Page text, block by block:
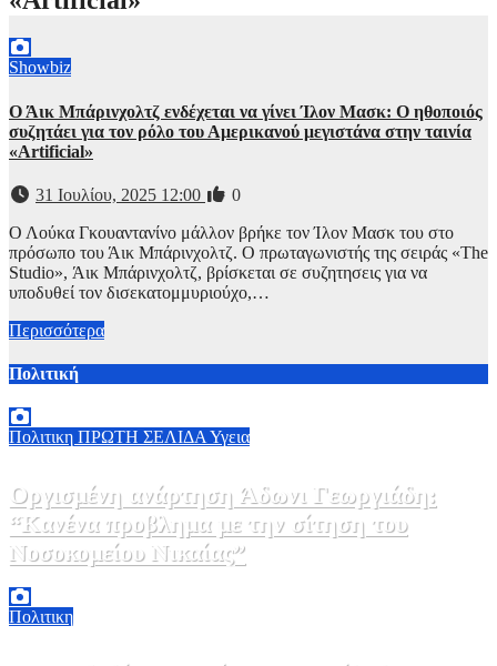
Showbiz
Ο Άικ Μπάρινχολτζ ενδέχεται να γίνει Ίλον Μασκ: Ο ηθοποιός
συζητάει για τον ρόλο του Αμερικανού μεγιστάνα στην ταινία
«Artificial»
31 Ιουλίου, 2025 12:00
0
Ο Λούκα Γκουαντανίνο μάλλον βρήκε τον Ίλον Μασκ του στο
πρόσωπο του Άικ Μπάρινχολτζ. Ο πρωταγωνιστής της σειράς «The
Studio», Άικ Μπάρινχολτζ, βρίσκεται σε συζητησεις για να
υποδυθεί τον δισεκατομμυριούχο,…
Περισσότερα
Πολιτική
Πολιτικη ΠΡΩΤΗ ΣΕΛΙΔΑΥγεια
Οργισμένη ανάρτηση Άδωνι Γεωργιάδη:
“Κανένα προβλημα με την σίτηση του
Νοσοκομείου Νικαίας”
Πολιτικη